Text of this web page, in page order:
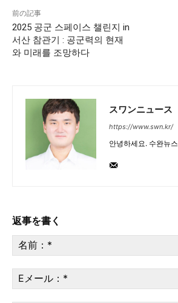
前の記事
2025 공군 스페이스 챌린지 in
서산 참관기 : 공군력의 현재
와 미래를 조망하다
スワンニュース
https://www.swn.kr/
안녕하세요. 수완뉴
返事を書く